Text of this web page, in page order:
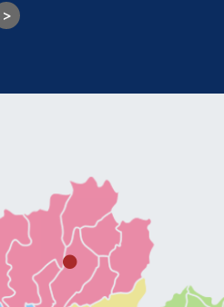
>